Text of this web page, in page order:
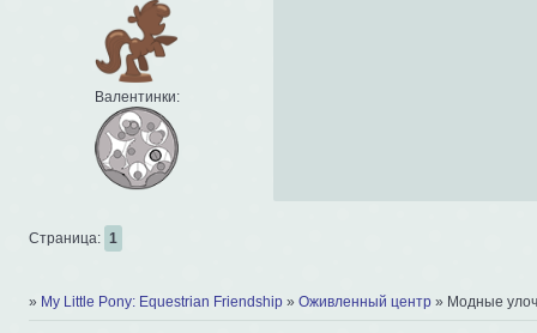
Валентинки:
Страница: 1
» My Little Pony: Equestrian Friendship » Оживленный центр » Модные